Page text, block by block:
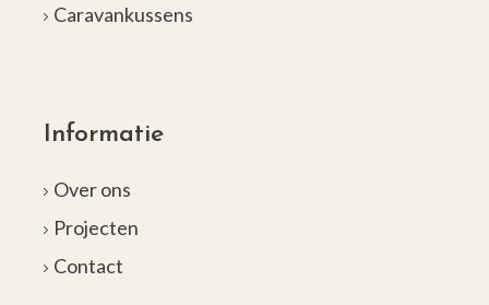
Caravankussens
Informatie
Over ons
Projecten
Contact